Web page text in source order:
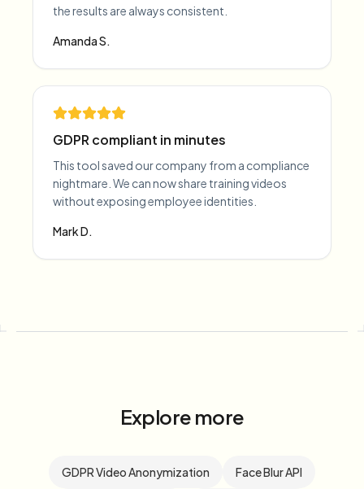
the results are always consistent.
Amanda S.
GDPR compliant in minutes
This tool saved our company from a compliance
nightmare. We can now share training videos
without exposing employee identities.
Mark D.
Explore more
GDPR Video Anonymization Face Blur API